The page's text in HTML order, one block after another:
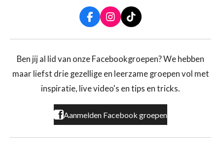
F
a
c
b
o
k
I
n
s
a
r
a
T
i
k
o
Ben jij al lid van onze Facebookgroepen? We hebben
maar liefst drie gezellige en leerzame groepen vol met
inspiratie, live video's en tips en tricks.
Aanmelden Facebook groepen